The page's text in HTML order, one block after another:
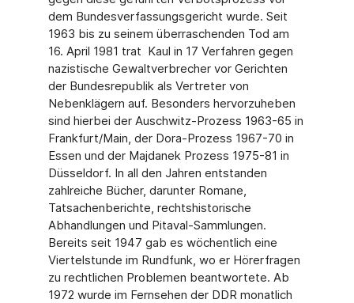
dem Bundesverfassungsgericht wurde. Seit
1963 bis zu seinem überraschenden Tod am
16. April 1981 trat Kaul in 17 Verfahren gegen
nazistische Gewaltverbrecher vor Gerichten
der Bundesrepublik als Vertreter von
Nebenklägern auf. Besonders hervorzuheben
sind hierbei der Auschwitz-Prozess 1963-65 in
Frankfurt/Main, der Dora-Prozess 1967-70 in
Essen und der Majdanek Prozess 1975-81 in
Düsseldorf. In all den Jahren entstanden
zahlreiche Bücher, darunter Romane,
Tatsachenberichte, rechtshistorische
Abhandlungen und Pitaval-Sammlungen.
Bereits seit 1947 gab es wöchentlich eine
Viertelstunde im Rundfunk, wo er Hörerfragen
zu rechtlichen Problemen beantwortete. Ab
1972 wurde im Fernsehen der DDR monatlich